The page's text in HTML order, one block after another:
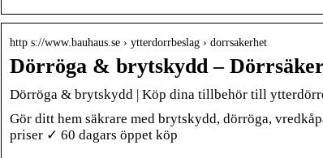
http s://www.bauhaus.se › ytterdorrbeslag › dorrsakerhet
Dörröga & brytskydd –
Dörröga & brytskydd | Köp dina tillbehör till
Gör ditt hem säkrare med brytskydd, dörröga,
priser ✓ 60 dagars öppet köp